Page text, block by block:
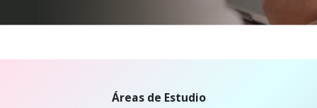
Áreas de Estudio